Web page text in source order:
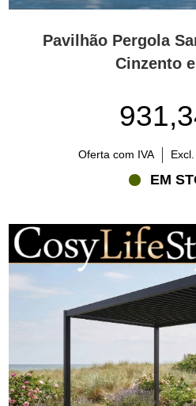
Pavilhão Pergola
Cinzento
Oferta com IVA
EM